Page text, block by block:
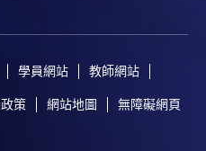
學員網站 教師網站
策 網站地圖 無障礙網頁